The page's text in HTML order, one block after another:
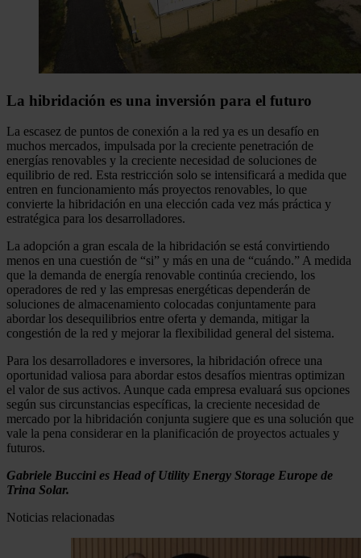
La hibridación es una inversión para el futuro
La escasez de puntos de conexión a la red ya es un desafío en
muchos mercados, impulsada por la creciente penetración de
energías renovables y la creciente necesidad de soluciones de
equilibrio de red. Esta restricción solo se intensificará a medida que
entren en funcionamiento más proyectos renovables, lo que
convierte la hibridación en una elección cada vez más práctica y
estratégica para los desarrolladores.
La adopción a gran escala de la hibridación se está convirtiendo
menos en una cuestión de “si” y más en una de “cuándo.” A medida
que la demanda de energía renovable continúa creciendo, los
operadores de red y las empresas energéticas dependerán de
soluciones de almacenamiento colocadas conjuntamente para
abordar los desequilibrios entre oferta y demanda, mitigar la
congestión de la red y mejorar la flexibilidad general del sistema.
Para los desarrolladores e inversores, la hibridación ofrece una
oportunidad valiosa para abordar estos desafíos mientras optimizan
el valor de sus activos. Aunque cada empresa evaluará sus opciones
según sus circunstancias específicas, la creciente necesidad de
mercado por la hibridación conjunta sugiere que es una solución que
vale la pena considerar en la planificación de proyectos actuales y
futuros.
Gabriele Buccini es Head of Utility Energy Storage Europe de
Trina Solar.
Noticias relacionadas